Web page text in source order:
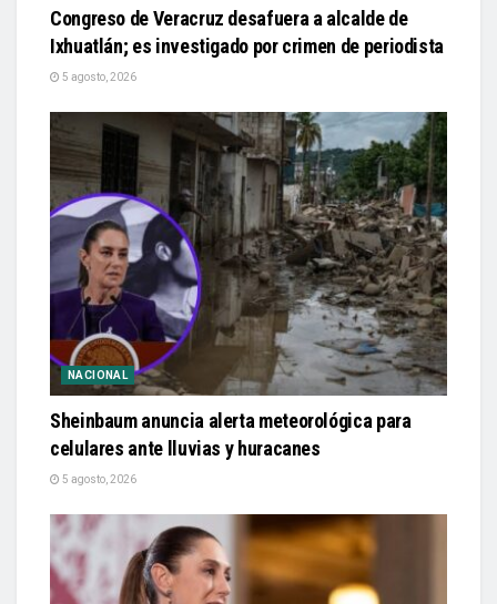
Congreso de Veracruz desafuera a alcalde de
Ixhuatlán; es investigado por crimen de periodista
5 agosto, 2026
NACIONAL
Sheinbaum anuncia alerta meteorológica para
celulares ante lluvias y huracanes
5 agosto, 2026